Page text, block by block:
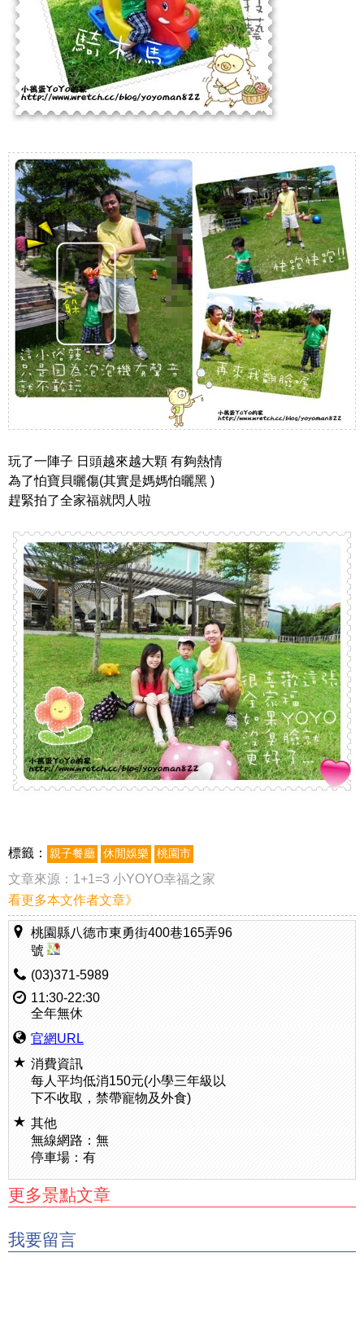
玩了一陣子 日頭越來越大顆 有夠熱情
為了怕寶貝曬傷(其實是媽媽怕曬黑 )
趕緊拍了全家福就閃人啦
標籤： 親子餐廳 休閒娛樂 桃園市
文章來源： 1+1=3 小YOYO幸福之家
看更多本文作者文章》
桃園縣八德市東勇街400巷165弄96
號
(03)371-5989
11:30-22:30
全年無休
官網URL
消費資訊
每人平均低消150元(小學三年級以
下不收取，禁帶寵物及外食)
其他
無線網路：無
停車場：有
更多景點文章
我要留言